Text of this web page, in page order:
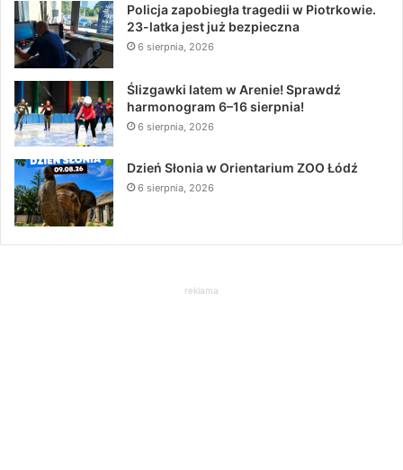
Policja zapobiegła tragedii w Piotrkowie.
23-latka jest już bezpieczna
6 sierpnia, 2026
Ślizgawki latem w Arenie! Sprawdź
harmonogram 6–16 sierpnia!
6 sierpnia, 2026
Dzień Słonia w Orientarium ZOO Łódź
6 sierpnia, 2026
reklama